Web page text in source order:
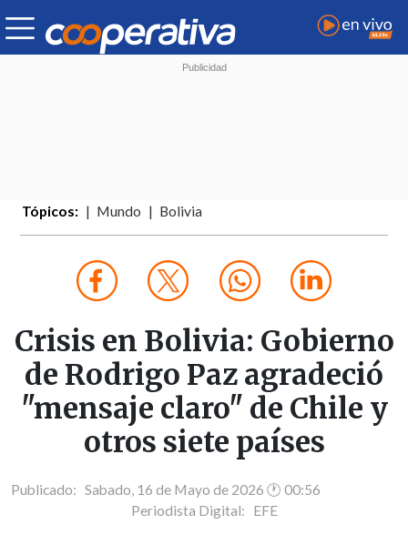
Tópicos: Mundo Bolivia
Crisis en Bolivia: Gobierno
de Rodrigo Paz agradeció
"mensaje claro" de Chile y
otros siete países
Publicado: Sabado, 16 de Mayo de 2026 🕐 00:56
Periodista Digital: EFE